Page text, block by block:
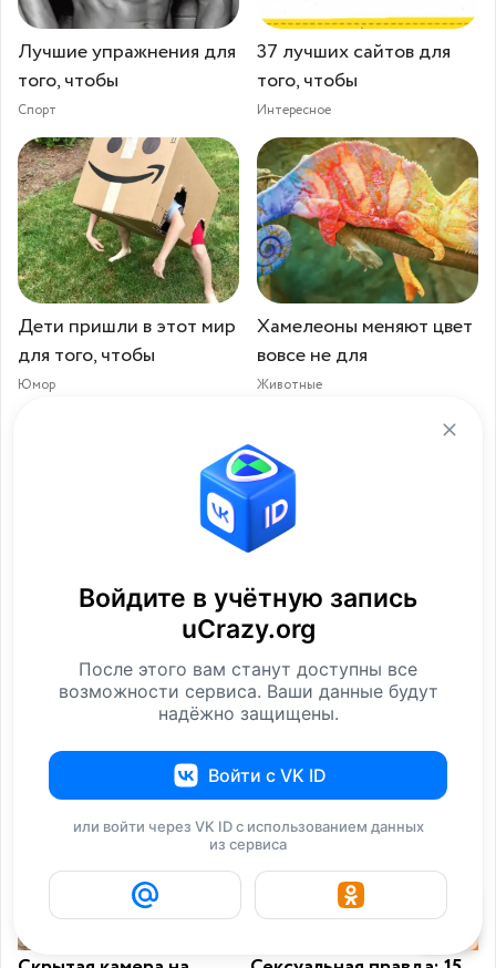
Лучшие упражнения для
того, чтобы
Спорт
37 лучших сайтов для
того, чтобы
Интересное
Дети пришли в этот мир
для того, чтобы
Юмор
Хамелеоны меняют цвет
вовсе не для
Животные
15 человек, которые
чему-то научились,
20 фактов, которые
точно не годятся для
Войдите в учётную запись
uCrazy.org
После этого вам станут доступны все
возможности сервиса. Ваши данные будут
надёжно защищены.
Войти с VK ID
или войти через VK ID с использованием данных
из сервиса